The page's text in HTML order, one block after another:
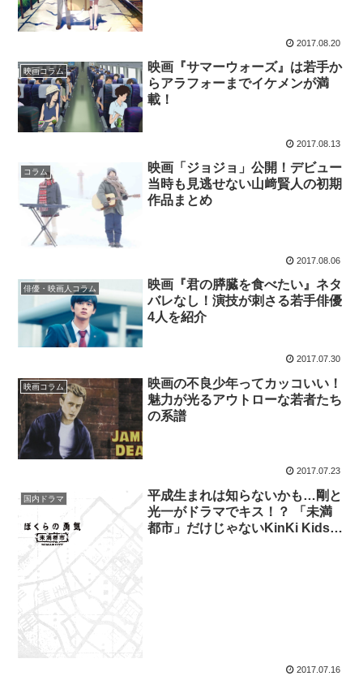
2017.08.20
映画コラム
映画『サマーウォーズ』は若手か
らアラフォーまでイケメンが満
載！
2017.08.13
コラム
映画「ジョジョ」公開！デビュー
当時も見逃せない山﨑賢人の初期
作品まとめ
2017.08.06
俳優・映画人コラム
映画『君の膵臓を食べたい』ネタ
バレなし！演技が刺さる若手俳優
4人を紹介
2017.07.30
映画コラム
映画の不良少年ってカッコいい！
魅力が光るアウトローな若者たち
の系譜
2017.07.23
国内ドラマ
平成生まれは知らないかも…剛と
光一がドラマでキス！？ 「未満
都市」だけじゃないKinKi Kids名
2017.07.16